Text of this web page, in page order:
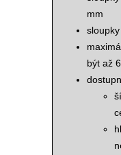
mm
být až